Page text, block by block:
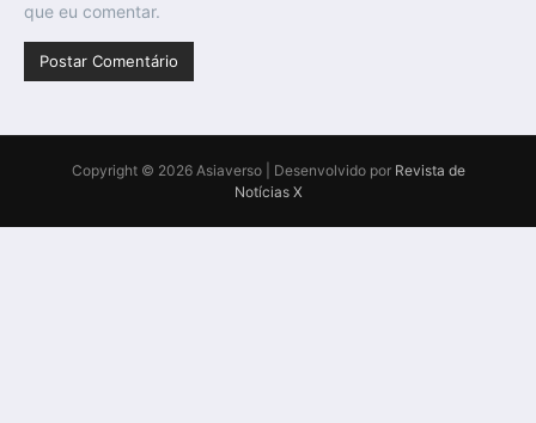
que eu comentar.
Copyright © 2026 Asiaverso | Desenvolvido por Revista de
Notícias X